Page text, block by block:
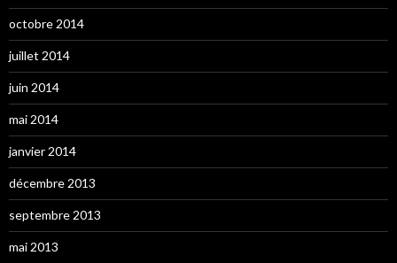
octobre 2014
juillet 2014
juin 2014
mai 2014
janvier 2014
décembre 2013
septembre 2013
mai 2013